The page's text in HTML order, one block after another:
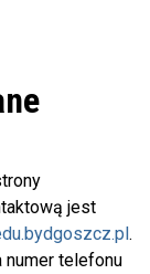
jest
.
numer telefonu